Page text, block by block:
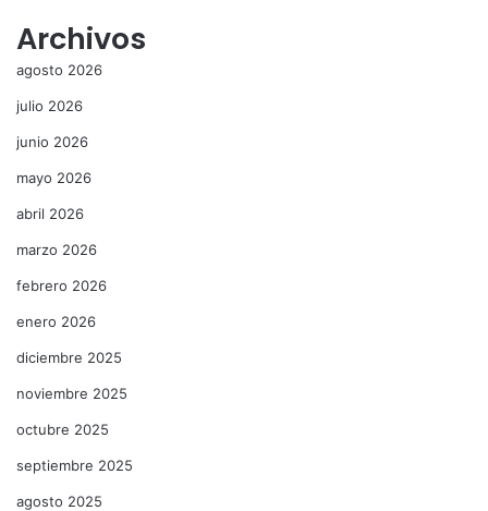
Archivos
agosto 2026
julio 2026
junio 2026
mayo 2026
abril 2026
marzo 2026
febrero 2026
enero 2026
diciembre 2025
noviembre 2025
octubre 2025
septiembre 2025
agosto 2025